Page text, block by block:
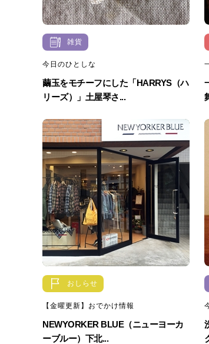
雑貨
今日のひとしな
繭玉をモチーフにした「HARRYS（ハ
リーズ）」土屋琴さ...
おしらせ
【金曜更新】おでかけ情報
NEWYORKER BLUE（ニューヨーカ
ーブルー）下北...